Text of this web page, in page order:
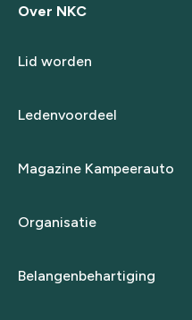
Over NKC
Lid worden
Ledenvoordeel
Magazine Kampeerauto
Organisatie
Belangenbehartiging